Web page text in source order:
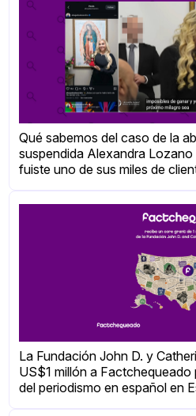
Qué sabemos del caso de la
suspendida Alexandra
fuiste uno de sus miles de
La Fundación John D. y
US$1 millón a
del periodismo en español en